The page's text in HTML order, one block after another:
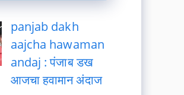
panjab dakh
aajcha hawaman
andaj : पंजाब डख
आजचा हवामान अंदाज